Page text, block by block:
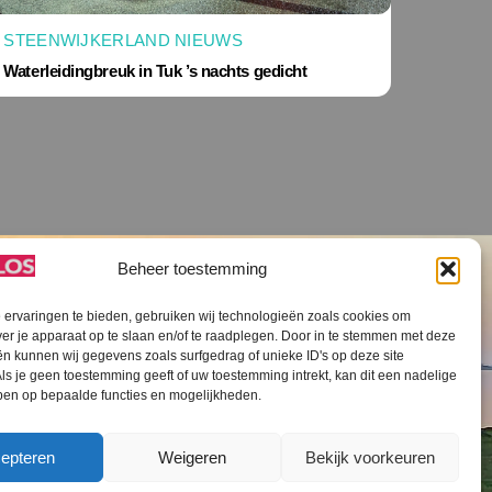
Beheer toestemming
ervaringen te bieden, gebruiken wij technologieën zoals cookies om
je apparaat op te slaan en/of te raadplegen. Door in te stemmen met deze
kunnen wij gegevens zoals surfgedrag of unieke ID's op deze site
je geen toestemming geeft of uw toestemming intrekt, kan dit een nadelige
op bepaalde functies en mogelijkheden.
Weigeren Bekijk voorkeuren
STEENWIJKERLAND NIEUWS
Waterleidingbreuk in Tuk ’s nachts gedicht
SLOS ANBI Contact
Cookiebeleid (EU)